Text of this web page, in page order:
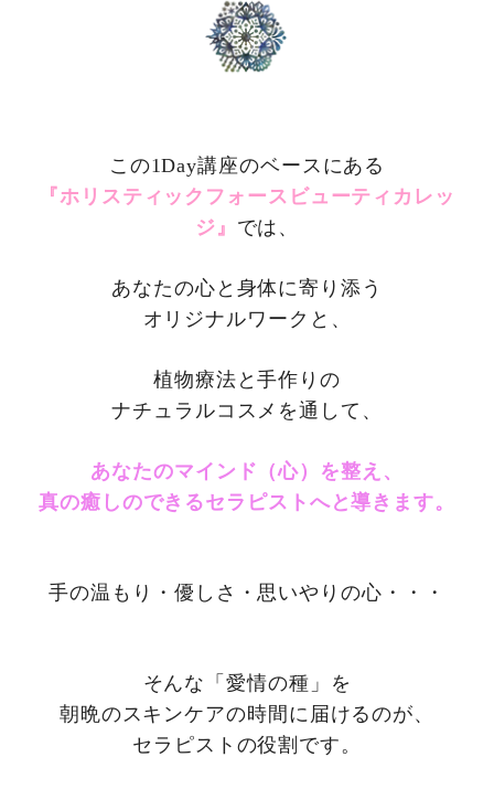
この1Day講座のベースにある
『ホリスティックフォースビューティカレッ
ジ』 では、
あなたの心と身体に寄り添う
オリジナルワークと、
植物療法と手作りの
ナチュラルコスメを通して、
あなたのマインド（心）を整え、
真の癒しのできるセラピストへと導きます。
手の温もり・優しさ・思いやりの心・・・
そんな「愛情の種」を
朝晩のスキンケアの時間に届けるのが、
セラピストの役割です。